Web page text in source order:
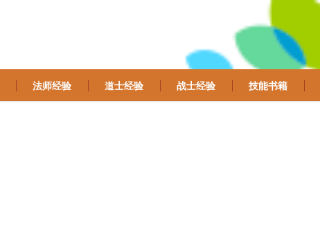
法师经验 道士经验 战士经验 技能书籍